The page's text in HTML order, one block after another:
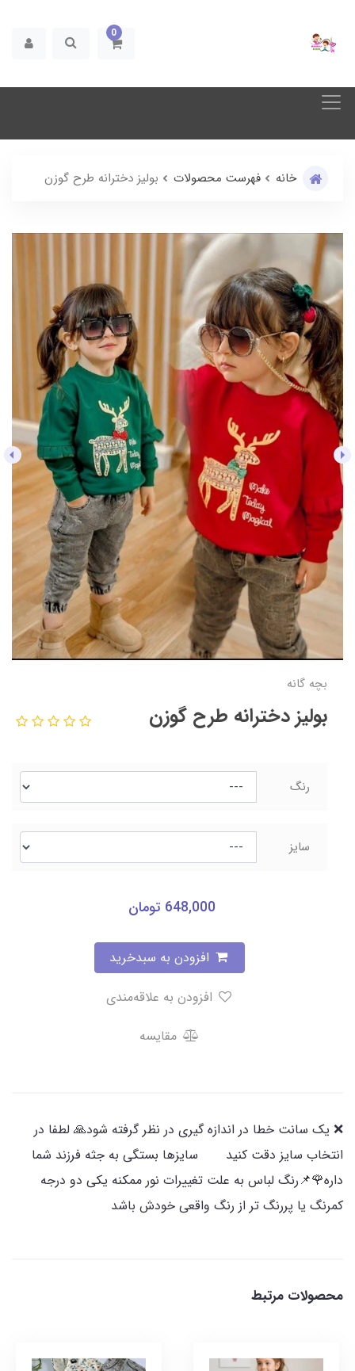
0
خانه فهرست محصولات بولیز دخترانه طرح گوزن
بچه گانه
بولیز دخترانه طرح گوزن
رنگ
سایز
648,000 تومان
مقایسه
❌️ یک سانت خطا در اندازه گیری در نظر گرفته شود🙏 لطفا در
انتخاب سایز دقت کنید سایزها بستگی به جثه فرزند شما
داره🌹📌رنگ لباس به علت تغییرات نور ممکنه یکی دو درجه
کمرنگ یا پررنگ تر از رنگ واقعی خودش باشد
محصولات مرتبط